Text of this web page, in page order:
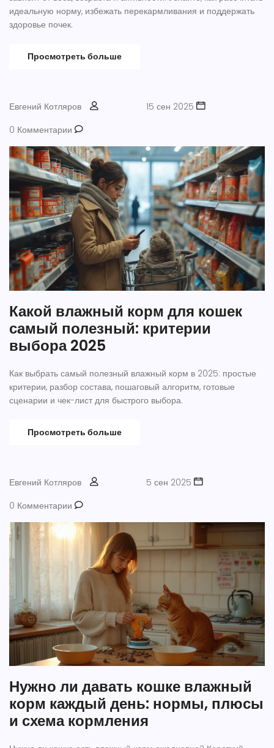
идеальную норму, избежать перекармливания и поддержать
здоровье почек.
Просмотреть больше
Евгений Котляров
15 сен 2025
0 Комментарии
Какой влажный корм для кошек
самый полезный: критерии
выбора 2025
Как выбрать самый полезный влажный корм в 2025: простые
критерии, разбор состава, пошаговый алгоритм, готовые
сценарии и чек-лист для быстрого выбора.
Просмотреть больше
Евгений Котляров
5 сен 2025
0 Комментарии
Нужно ли давать кошке влажный
корм каждый день: нормы, плюсы
и схема кормления